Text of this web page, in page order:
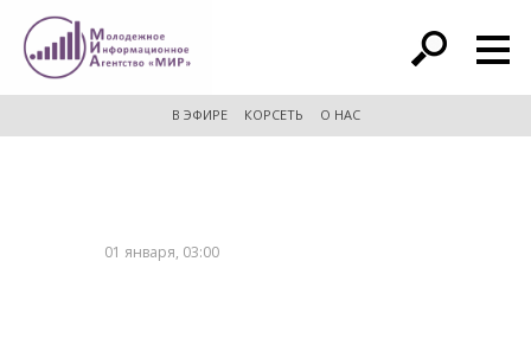
расширенный поиск
В ЭФИРЕ КОРСЕТЬ О НАС
01 января, 03:00